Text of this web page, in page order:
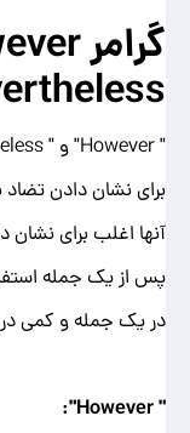
گرامر
برای نشان دادن
آنها اغلب برای نشان
پس از یک جمله
در یک جمله و کمی
"
However
":